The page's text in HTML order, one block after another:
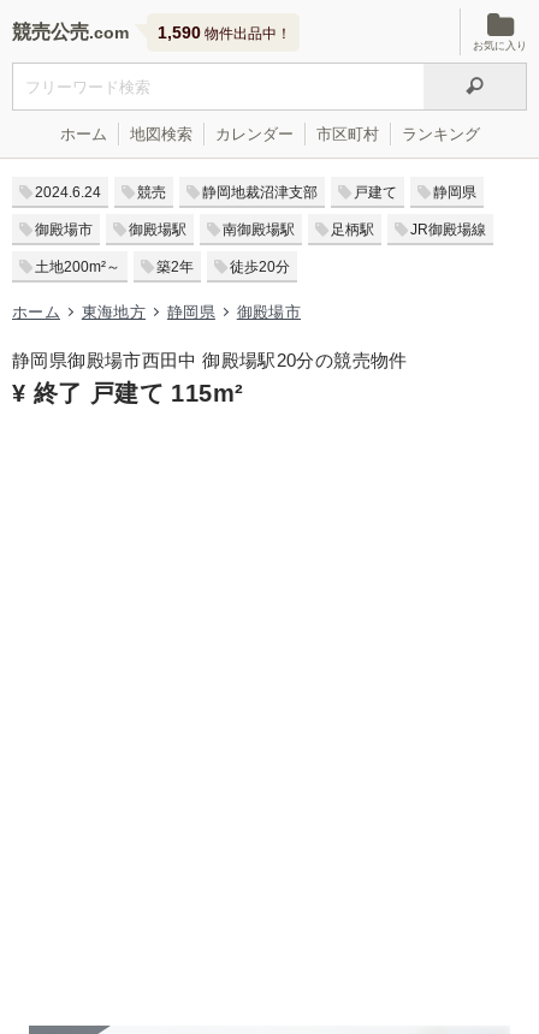
競売公売 1,590 物件出品中！
お気に入り
ホーム 地図検索 カレンダー 市区町村 ランキング
2024.6.24 競売 静岡地裁沼津支部 戸建て 静岡県
御殿場市 御殿場駅 南御殿場駅 足柄駅 JR御殿場線
土地200m²～ 築2年 徒歩20分
ホーム 東海地方 静岡県 御殿場市
静岡県御殿場市西田中 御殿場駅20分の競売物件
¥ 終了 戸建て 115m²